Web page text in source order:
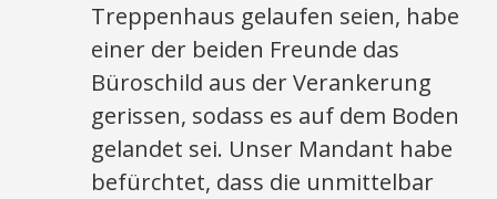
Treppenhaus gelaufen seien, habe
einer der beiden Freunde das
Büroschild aus der Verankerung
gerissen, sodass es auf dem Boden
gelandet sei. Unser Mandant habe
befürchtet, dass die unmittelbar